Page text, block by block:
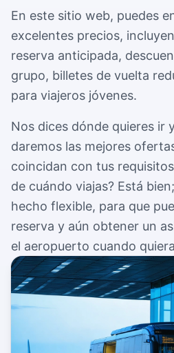
Aeropuerto de
Servicios para el
Aeropuerto de
Servicios para el
Aeropuerto de
Servicios para el
Aeropuerto de
Servicios para el
Aeropuerto de
Servicios para el
La guía de consejos de viaje al
que necesitabas.
Alquiler de autocares
También alquilamos nuestros
Política de privacidad
Lee nuestra política de privacidad
Política de cookies
Información sobre nuestra
Ayuda con las reservas
Ponte en contacto con nuestro
cliente para ayudarte con tu
En este sitio web, puedes
excelentes precios,
reserva anticipada,
grupo, billetes de vuelta
para viajeros jóvenes.
Nos dices dónde quieres ir
daremos las mejores
coincidan con tus
de cuándo viajas? Está
hecho flexible, para que
reserva y aún obtener un
el aeropuerto cuando